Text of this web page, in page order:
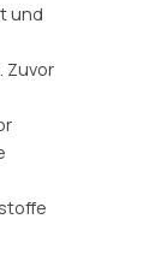
und
Zuvor